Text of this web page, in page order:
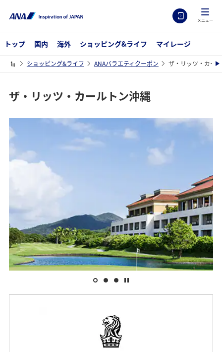
メニュー
トップ 国内 海外 ショッピング&ライフ マイレージ
ショッピング&ライフ ANAバラエティクーポン ザ・リッツ・カー
ザ・リッツ・カールトン沖縄